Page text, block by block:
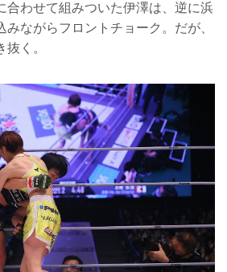
合わせて組みついた伊澤は、逆に浜
ながらフロントチョーク。だが、
く。